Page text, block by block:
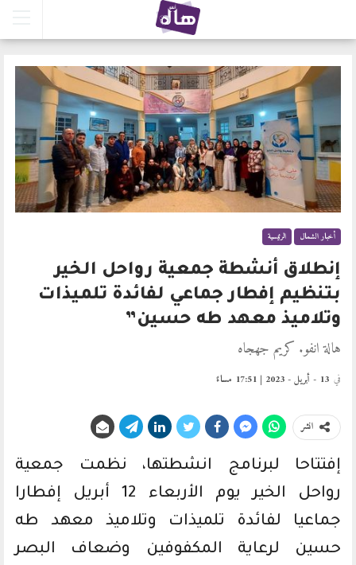
أخبار الشمال الرئيسية
إنطلاق أنشطة جمعية رواحل الخير
بتنظيم إفطار جماعي لفائدة تلميذات
وتلاميذ معهد طه حسين”
هالة انفو. كريم جهجاه
في 13 - أبريل - 2023 | 17:51 مساءً
انشر
إفتتاحا لبرنامج انشطتها، نظمت جمعية
رواحل الخير يوم الأربعاء 12 أبريل إفطارا
جماعيا لفائدة تلميذات وتلاميذ معهد طه
حسين لرعاية المكفوفين وضعاف البصر